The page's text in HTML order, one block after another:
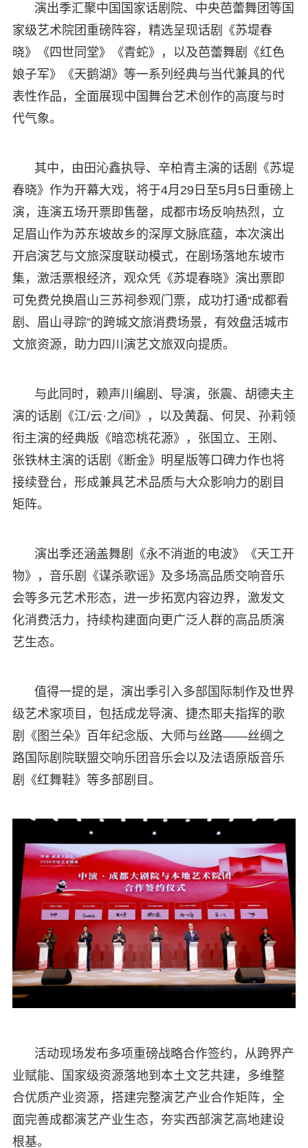
演出季汇聚中国国家话剧院、中央芭蕾舞团等国
家级艺术院团重磅阵容，精选呈现话剧《苏堤春
晓》《四世同堂》《青蛇》，以及芭蕾舞剧《红色
娘子军》《天鹅湖》等一系列经典与当代兼具的代
表性作品，全面展现中国舞台艺术创作的高度与时
代气象。
其中，由田沁鑫执导、辛柏青主演的话剧《苏堤
春晓》作为开幕大戏，将于4月29日至5月5日重磅上
演，连演五场开票即售罄，成都市场反响热烈，立
足眉山作为苏东坡故乡的深厚文脉底蕴，本次演出
开启演艺与文旅深度联动模式，在剧场落地东坡市
集，激活票根经济，观众凭《苏堤春晓》演出票即
可免费兑换眉山三苏祠参观门票，成功打通“成都看
剧、眉山寻踪”的跨城文旅消费场景，有效盘活城市
文旅资源，助力四川演艺文旅双向提质。
与此同时，赖声川编剧、导演，张震、胡德夫主
演的话剧《江/云·之/间》，以及黄磊、何炅、孙莉领
衔主演的经典版《暗恋桃花源》，张国立、王刚、
张铁林主演的话剧《断金》明星版等口碑力作也将
接续登台，形成兼具艺术品质与大众影响力的剧目
矩阵。
演出季还涵盖舞剧《永不消逝的电波》《天工开
物》，音乐剧《谋杀歌谣》及多场高品质交响音乐
会等多元艺术形态，进一步拓宽内容边界，激发文
化消费活力，持续构建面向更广泛人群的高品质演
艺生态。
值得一提的是，演出季引入多部国际制作及世界
级艺术家项目，包括成龙导演、捷杰耶夫指挥的歌
剧《图兰朵》百年纪念版、大师与丝路——丝绸之
路国际剧院联盟交响乐团音乐会以及法语原版音乐
剧《红舞鞋》等多部剧目。
活动现场发布多项重磅战略合作签约，从跨界产
业赋能、国家级资源落地到本土文艺共建，多维整
合优质产业资源，搭建完整演艺产业合作矩阵，全
面完善成都演艺产业生态，夯实西部演艺高地建设
根基。